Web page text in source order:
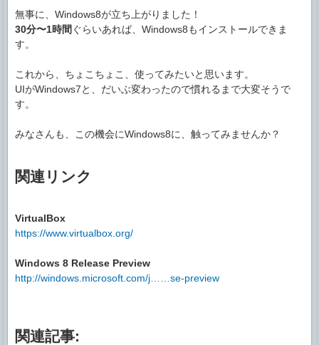
無事に、Windows8が立ち上がりました！
30分〜1時間 ぐらいあれば、Windows8もインストールできま
す。
これから、ちょこちょこ、使ってみたいと思います。
UIがWindows7と、だいぶ変わったので慣れるまで大変そうで
す。
みなさんも、この機会にWindows8に、触ってみませんか？
関連リンク
VirtualBox
https://www.virtualbox.org/
Windows 8 Release Preview
http://windows.microsoft.com/j……se-preview
関連記事: